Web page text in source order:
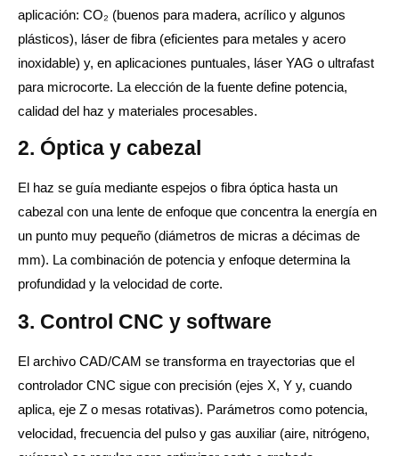
aplicación: CO₂ (buenos para madera, acrílico y algunos
plásticos), láser de fibra (eficientes para metales y acero
inoxidable) y, en aplicaciones puntuales, láser YAG o ultrafast
para microcorte. La elección de la fuente define potencia,
calidad del haz y materiales procesables.
2. Óptica y cabezal
El haz se guía mediante espejos o fibra óptica hasta un
cabezal con una lente de enfoque que concentra la energía en
un punto muy pequeño (diámetros de micras a décimas de
mm). La combinación de potencia y enfoque determina la
profundidad y la velocidad de corte.
3. Control CNC y software
El archivo CAD/CAM se transforma en trayectorias que el
controlador CNC sigue con precisión (ejes X, Y y, cuando
aplica, eje Z o mesas rotativas). Parámetros como potencia,
velocidad, frecuencia del pulso y gas auxiliar (aire, nitrógeno,